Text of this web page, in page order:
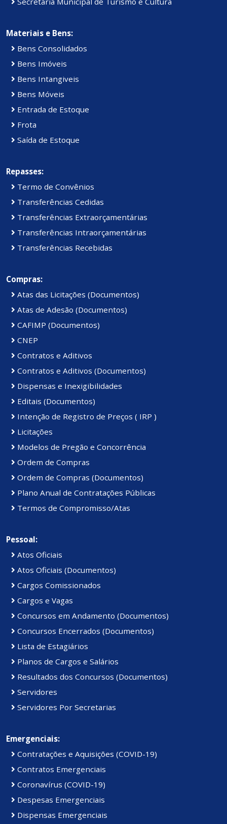
Materiais e Bens:
Bens Consolidados
Bens Imóveis
Bens Intangiveis
Bens Móveis
Entrada de Estoque
Frota
Saída de Estoque
Repasses:
Termo de Convênios
Transferências Cedidas
Transferências Extraorçamentárias
Transferências Intraorçamentárias
Transferências Recebidas
Compras:
Atas das Licitações (Documentos)
Atas de Adesão (Documentos)
CAFIMP (Documentos)
CNEP
Contratos e Aditivos
Contratos e Aditivos (Documentos)
Dispensas e Inexigibilidades
Editais (Documentos)
Intenção de Registro de Preços ( IRP )
Licitações
Modelos de Pregão e Concorrência
Ordem de Compras
Ordem de Compras (Documentos)
Plano Anual de Contratações Públicas
Termos de Compromisso/Atas
Pessoal:
Atos Oficiais
Atos Oficiais (Documentos)
Cargos Comissionados
Cargos e Vagas
Concursos em Andamento (Documentos)
Concursos Encerrados (Documentos)
Lista de Estagiários
Planos de Cargos e Salários
Resultados dos Concursos (Documentos)
Servidores
Servidores Por Secretarias
Emergenciais:
Contratações e Aquisições (COVID-19)
Contratos Emergenciais
Coronavírus (COVID-19)
Despesas Emergenciais
Dispensas Emergenciais